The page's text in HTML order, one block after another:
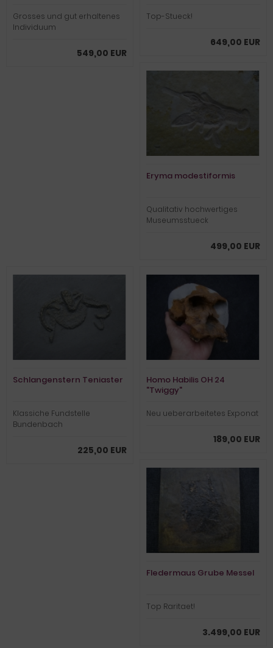
Grosses und gut erhaltenes
Individuum
549,00 EUR
Top-Stueck!
649,00 EUR
Eryma modestiformis
Qualitativ hochwertiges
Museumsstueck
499,00 EUR
Schlangenstern Teniaster
Klassiche Fundstelle
Bundenbach
225,00 EUR
Homo Habilis OH 24
"Twiggy"
Neu ueberarbeitetes Exponat
189,00 EUR
Fledermaus Grube Messel
Top Raritaet!
3.499,00 EUR